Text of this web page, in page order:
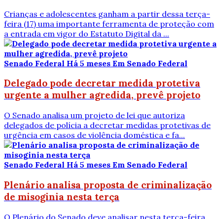
Crianças e adolescentes ganham a partir dessa terça-
feira (17) uma importante ferramenta de proteção com
a entrada em vigor do Estatuto Digital da ...
Senado Federal Há 5 meses Em Senado Federal
Delegado pode decretar medida protetiva
urgente a mulher agredida, prevê projeto
O Senado analisa um projeto de lei que autoriza
delegados de polícia a decretar medidas protetivas de
urgência em casos de violência doméstica e fa...
Senado Federal Há 5 meses Em Senado Federal
Plenário analisa proposta de criminalização
de misoginia nesta terça
O Plenário do Senado deve analisar nesta terça-feira